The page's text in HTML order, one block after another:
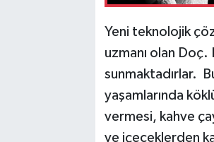
Yeni teknolojik
uzmanı olan
sunmaktadırlar.
yaşamlarında
vermesi, kahve
ve içeceklerden